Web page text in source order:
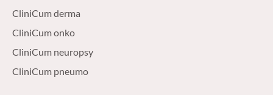
CliniCum derma
CliniCum onko
CliniCum neuropsy
CliniCum pneumo